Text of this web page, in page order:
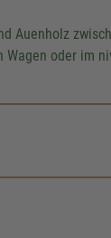
Auenholz
oder im